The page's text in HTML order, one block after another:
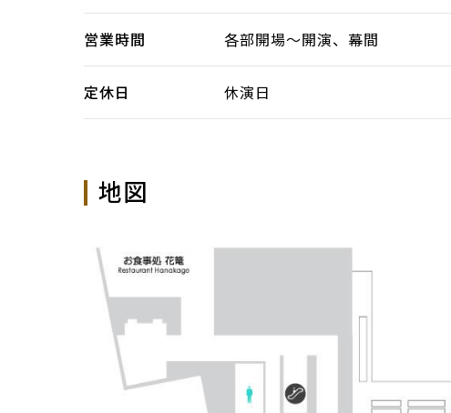
営業時間 各部開場～開演、幕間
定休日 休演日
地図